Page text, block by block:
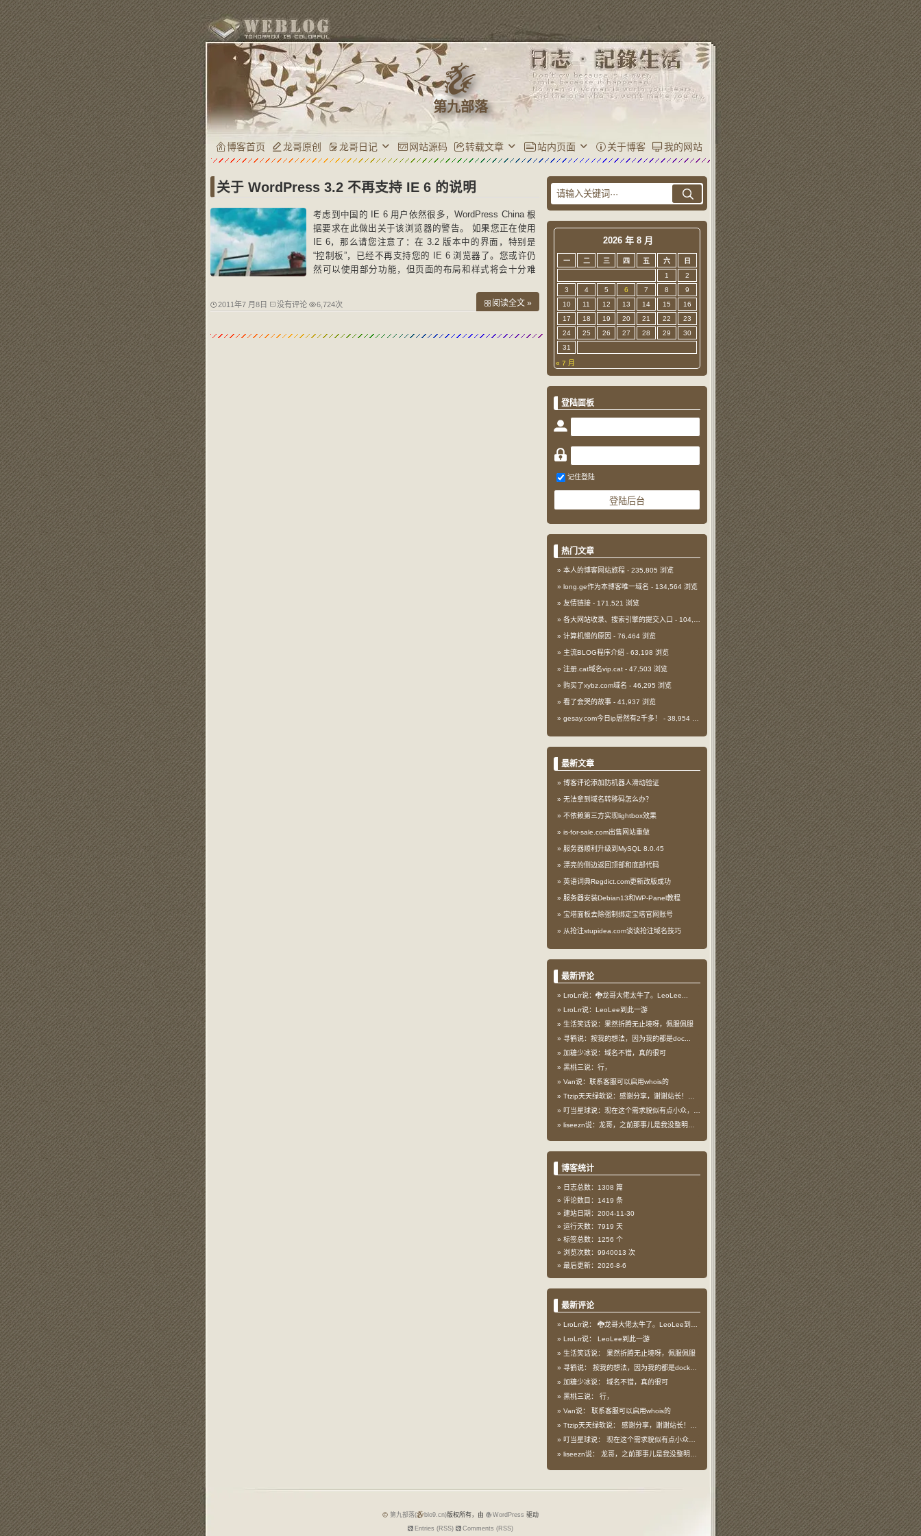
第九部落
博客首页 龙哥原创 龙哥日记 网站源码 转载文章 站内页面 关于博客 我的网站
关于 WordPress 3.2 不再支持 IE 6 的说明
考虑到中国的 IE 6 用户依然很多，WordPress China 根
据要求在此做出关于该浏览器的警告。 如果您正在使用
IE 6，那么请您注意了：在 3.2 版本中的界面，特别是
“控制板”，已经不再支持您的 IE 6 浏览器了。您或许仍
然可以使用部分功能，但页面的布局和样式将会十分难
2011年7 月8日 没有评论 6,724次 阅读全文 »
2026 年 8 月
一 二 三 四 五 六
日
1
2
3
4 5 6 7 8
9
10
11 12 13 14 15
16
17
18 19 20 21 22
23
24
25 26 27 28 29
30
31
« 7 月
登陆面板
记住登陆
热门文章
本人的博客网站旅程 - 235,805 浏览
long.ge作为本博客唯一域名 - 134,564 浏览
友情链接 - 171,521 浏览
各大网站收录、搜索引擎的提交入口 - 104,414 浏览
计算机慢的原因 - 76,464 浏览
主流BLOG程序介绍 - 63,198 浏览
注册.cat域名vip.cat - 47,503 浏览
购买了xybz.com域名 - 46,295 浏览
看了会哭的故事 - 41,937 浏览
gesay.com今日ip居然有2千多！ - 38,954 浏览
最新文章
博客评论添加防机器人滑动验证
无法拿到域名转移码怎么办？
不依赖第三方实现lightbox效果
is-for-sale.com出售网站重做
服务器顺利升级到MySQL 8.0.45
漂亮的侧边返回顶部和底部代码
英语词典Regdict.com更新改版成功
服务器安装Debian13和WP-Panel教程
宝塔面板去除强制绑定宝塔官网账号
从抢注stupidea.com谈谈抢注域名技巧
最新评论
LroLrr说：🐉龙哥大佬太牛了。LeoLee...
LroLrr说：LeoLee到此一游
生活笑话说：果然折腾无止境呀，佩服佩服
寻鹤说：按我的想法，因为我的都是doc...
加糖少冰说：域名不错，真的很可
黑桃三说：行，
Van说：联系客服可以启用whois的
Ttzip天天绿软说：感谢分享，谢谢站长！！已收藏
叮当星球说：现在这个需求貌似有点小众，不过...
liseezn说：龙哥，之前那事儿是我没整明白，...
博客统计
日志总数：1308 篇
评论数目：1419 条
建站日期：2004-11-30
运行天数：7919 天
标签总数：1256 个
浏览次数：9940013 次
最后更新：2026-8-6
最新评论
LroLrr说： 🐉龙哥大佬太牛了。LeoLee到此一游
LroLrr说： LeoLee到此一游
生活笑话说： 果然折腾无止境呀，佩服佩服
寻鹤说： 按我的想法，因为我的都是docker容器…
加糖少冰说： 域名不错，真的很可
黑桃三说： 行，
Van说： 联系客服可以启用whois的
Ttzip天天绿软说： 感谢分享，谢谢站长！！已收藏
叮当星球说： 现在这个需求貌似有点小众，不过工具类我也…
liseezn说： 龙哥，之前那事儿是我没整明白，搞个申请页…
第九部落( blo9.cn)版权所有，由 WordPress 驱动
Entries (RSS)
Comments (RSS)